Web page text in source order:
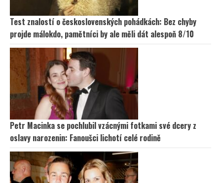
Test znalostí o československých pohádkách: Bez chyby
projde málokdo, pamětníci by ale měli dát alespoň 8/10
Petr Macinka se pochlubil vzácnými fotkami své dcery z
oslavy narozenin: Fanoušci lichotí celé rodině